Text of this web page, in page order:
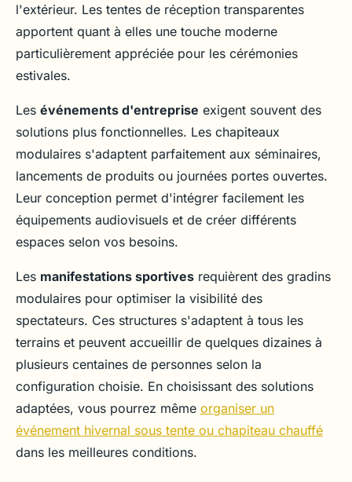
l'extérieur. Les tentes de réception transparentes
apportent quant à elles une touche moderne
particulièrement appréciée pour les cérémonies
estivales.
Les événements d'entreprise exigent souvent des
solutions plus fonctionnelles. Les chapiteaux
modulaires s'adaptent parfaitement aux séminaires,
lancements de produits ou journées portes ouvertes.
Leur conception permet d'intégrer facilement les
équipements audiovisuels et de créer différents
espaces selon vos besoins.
Les manifestations sportives requièrent des gradins
modulaires pour optimiser la visibilité des
spectateurs. Ces structures s'adaptent à tous les
terrains et peuvent accueillir de quelques dizaines à
plusieurs centaines de personnes selon la
configuration choisie. En choisissant des solutions
adaptées, vous pourrez même organiser un
événement hivernal sous tente ou chapiteau chauffé
dans les meilleures conditions.